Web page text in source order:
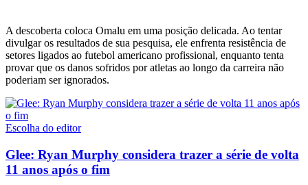
A descoberta coloca Omalu em uma posição delicada. Ao tentar
divulgar os resultados de sua pesquisa, ele enfrenta resistência de
setores ligados ao futebol americano profissional, enquanto tenta
provar que os danos sofridos por atletas ao longo da carreira não
poderiam ser ignorados.
Escolha do editor
Glee: Ryan Murphy considera trazer a série de volta
11 anos após o fim